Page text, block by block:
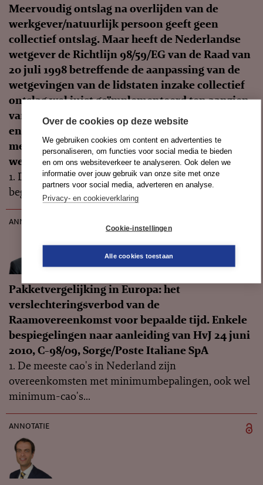
Over de cookies op deze website
We gebruiken cookies om content en advertenties te
personaliseren, om functies voor social media te bieden
en om ons websiteverkeer te analyseren. Ook delen we
informatie over jouw gebruik van onze site met onze
partners voor social media, adverteren en analyse.
Privacy- en cookieverklaring
Cookie-instellingen
Alle cookies toestaan
Meervoudig ontslag na overlijden van de
werkgever/natuurlijk persoon geeft geen
collectief ontslag. Maar heeft de Nederlandse
wetgever de Richtlijn 98/59/EG van de Raad van
20 juli 1998 betreffende de aanpassing van de
wetgevingen van de lidstaten inzake collectief
ontslag wel juist geïmplementeerd ten aanzien
van de ontbinding van de arbeidsovereenkomst
en de beíindiging van de arbeidsovereenkomst
met wederzijds goedvinden op initiatief van de
werkgever?
1. Deze uitspraak geeft (iets) nader inzicht in de
begrippen ‘collectief ontslag’ en ‘...
annotatie
Pakketvergelijking in Europa: het
verslechteringsverbod van de
Raamovereenkomst voor bepaalde tijd. Enkele
bespiegelingen naar aanleiding van HvJ 24 juni
2010, C-98/09, Sorge/Poste Italiane SpA
1. De meeste cao's in Nederland zijn
overeenkomsten met minimumbepalingen, ook wel
minimum-cao's...
annotatie